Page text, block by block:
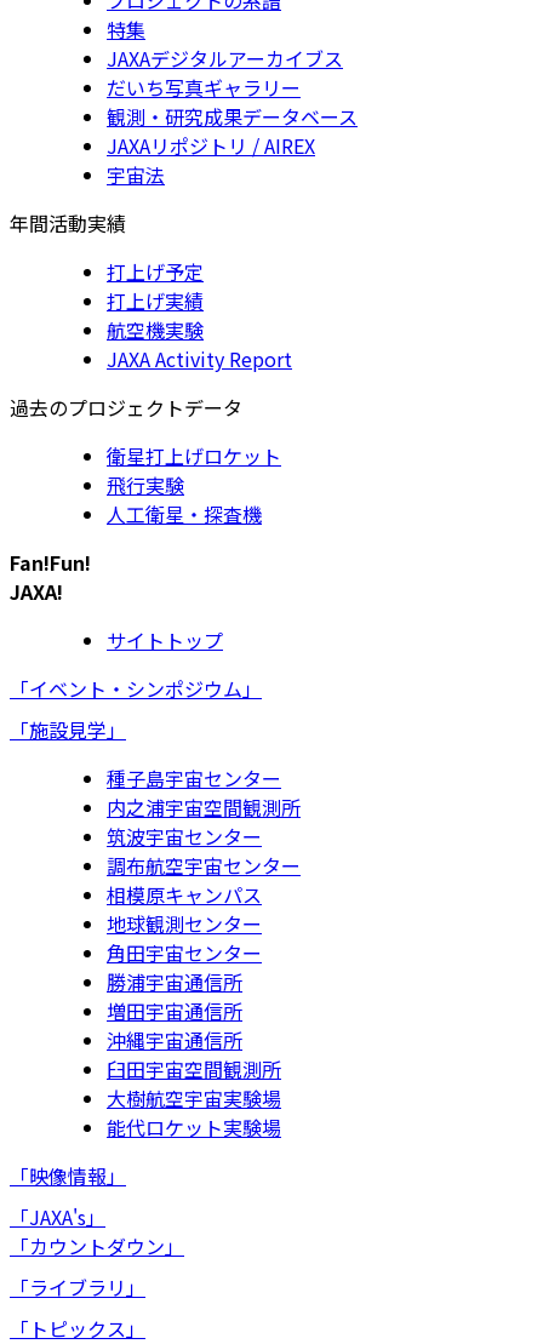
特集
JAXAデジタルアーカイブス
だいち写真ギャラリー
観測・研究成果データベース
JAXAリポジトリ / AIREX
宇宙法
年間活動実績
打上げ予定
打上げ実績
航空機実験
JAXA Activity Report
過去のプロジェクトデータ
衛星打上げロケット
飛行実験
人工衛星・探査機
Fan!Fun!
JAXA!
サイトトップ
「イベント・シンポジウム」
「施設見学」
種子島宇宙センター
内之浦宇宙空間観測所
筑波宇宙センター
調布航空宇宙センター
相模原キャンパス
地球観測センター
角田宇宙センター
勝浦宇宙通信所
増田宇宙通信所
沖縄宇宙通信所
臼田宇宙空間観測所
大樹航空宇宙実験場
能代ロケット実験場
「映像情報」
「JAXA's」
「カウントダウン」
「ライブラリ」
「トピックス」